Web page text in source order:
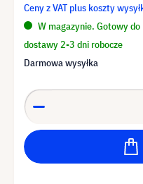
Ceny z VAT plus koszty
W magazynie. Gotowy
dostawy 2-3 dni robocze
Darmowa wysyłka